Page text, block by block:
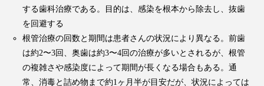
する歯科治療である。目的は、感染を根本から除去し、抜歯
を回避する
根管治療の回数と期間は患者さんの状況により異なる。前歯
は約2〜3回、奥歯は約3〜4回の治療が多いとされるが、根管
の複雑さや感染度によって期間が長くなる場合もある。通
常、消毒と詰め物まで約1ヶ月半が目安だが、状況によっては